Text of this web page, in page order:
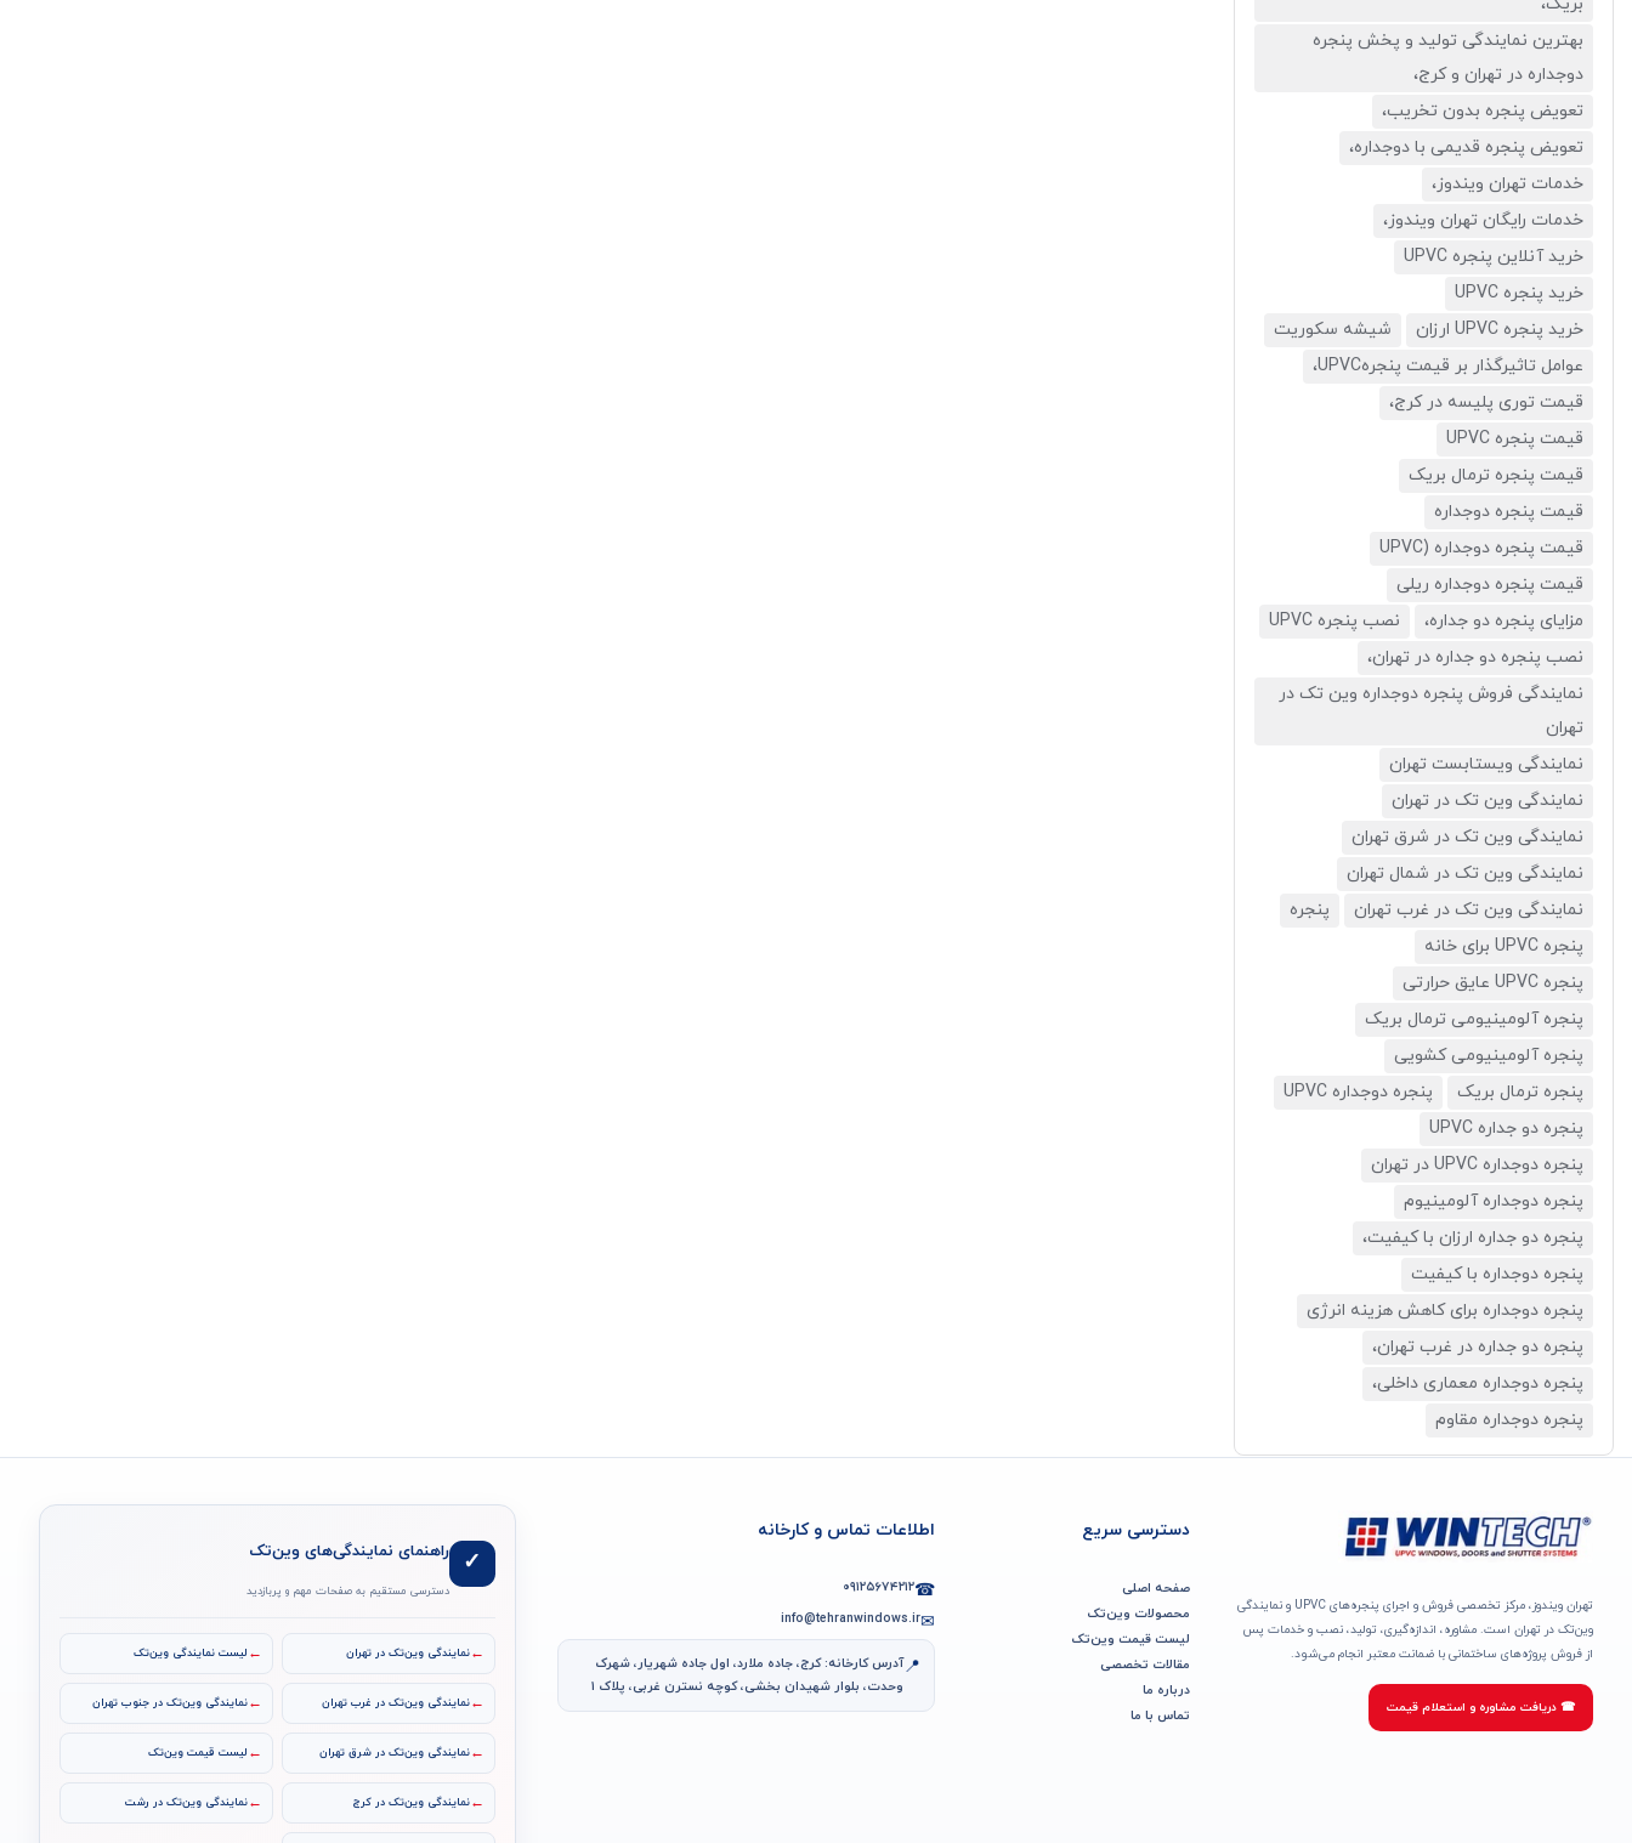
بهترین نمایندگی تولید و پخش پنجره
دوجداره در تهران و کرج،
تعویض پنجره بدون تخریب،
تعویض پنجره قدیمی با دوجداره،
خدمات تهران ویندوز،
خدمات رایگان تهران ویندوز،
خرید آنلاین پنجره UPVC
خرید پنجره UPVC
خرید پنجره UPVC ارزان
شیشه سکوریت
عوامل تاثیرگذار بر قیمت پنجرهUPVC،
قیمت توری پلیسه در کرج،
قیمت پنجره UPVC
قیمت پنجره ترمال بریک
قیمت پنجره دوجداره
قیمت پنجره دوجداره (UPVC
قیمت پنجره دوجداره ریلی
مزایای پنجره دو جداره،
نصب پنجره UPVC
نصب پنجره دو جداره در تهران،
نمایندگی فروش پنجره دوجداره وین تک در
تهران
نمایندگی ویستابست تهران
نمایندگی وین تک در تهران
نمایندگی وین تک در شرق تهران
نمایندگی وین تک در شمال تهران
نمایندگی وین تک در غرب تهران
پنجره
پنجره UPVC برای خانه
پنجره UPVC عایق حرارتی
پنجره آلومینیومی ترمال بریک
پنجره آلومینیومی کشویی
پنجره ترمال بریک
پنجره دوجداره UPVC
پنجره دو جداره UPVC
پنجره دوجداره UPVC در تهران
پنجره دوجداره آلومینیوم
پنجره دو جداره ارزان با کیفیت،
پنجره دوجداره با کیفیت
پنجره دوجداره برای کاهش هزینه انرژی
پنجره دو جداره در غرب تهران،
پنجره دوجداره معماری داخلی،
پنجره دوجداره مقاوم
تهران ویندوز، مرکز تخصصی فروش و اجرای پنجره‌های UPVC و نمایندگی
وین‌تک در تهران است. مشاوره، اندازه‌گیری، تولید، نصب و خدمات پس
از فروش پروژه‌های ساختمانی با ضمانت معتبر انجام می‌شود.
☎ دریافت مشاوره و استعلام قیمت
دسترسی سریع
صفحه اصلی
محصولات وین‌تک
لیست قیمت وین‌تک
مقالات تخصصی
درباره ما
تماس با ما
اطلاعات تماس و کارخانه
☎۰۹۱۲۵۶۷۴۲۱۲
✉
info@tehranwindows.ir
📍آدرس کارخانه: کرج، جاده ملارد، اول جاده شهریار، شهرک
وحدت، بلوار شهیدان بخشی، کوچه نسترن غربی، پلاک ۱
✓ راهنمای نمایندگی‌های وین‌تک
دسترسی مستقیم به صفحات مهم و پربازدید
←نمایندگی وین‌تک در تهران ← لیست نمایندگی وین‌تک
←نمایندگی وین‌تک در غرب تهران ←نمایندگی وین‌تک در جنوب تهران
←نمایندگی وین‌تک در شرق تهران ← لیست قیمت وین‌تک
←نمایندگی وین‌تک در کرج ←نمایندگی وین‌تک در رشت